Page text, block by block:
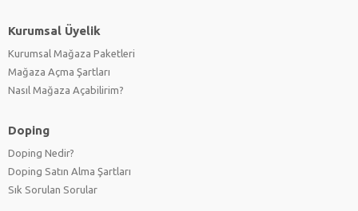
Kurumsal Üyelik
Kurumsal Mağaza Paketleri
Mağaza Açma Şartları
Nasıl Mağaza Açabilirim?
Doping
Doping Nedir?
Doping Satın Alma Şartları
Sık Sorulan Sorular